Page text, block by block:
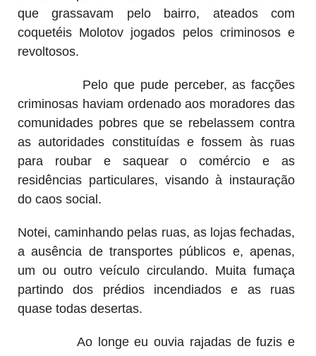
que grassavam pelo bairro, ateados com
coquetéis Molotov jogados pelos criminosos e
revoltosos.
Pelo que pude perceber, as facções
criminosas haviam ordenado aos moradores das
comunidades pobres que se rebelassem contra
as autoridades constituídas e fossem às ruas
para roubar e saquear o comércio e as
residências particulares, visando à instauração
do caos social.
Notei, caminhando pelas ruas, as lojas fechadas,
a ausência de transportes públicos e, apenas,
um ou outro veículo circulando. Muita fumaça
partindo dos prédios incendiados e as ruas
quase todas desertas.
Ao longe eu ouvia rajadas de fuzis e